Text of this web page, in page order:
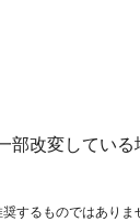
改変している
するものではありま